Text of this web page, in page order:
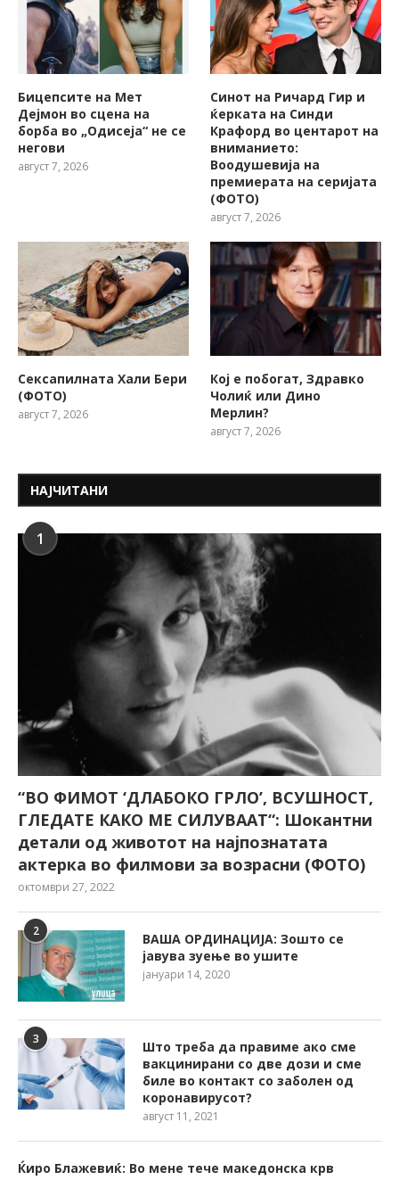
Бицепсите на Мет
Дејмон во сцена на
борба во „Одисеја“ не се
негови
август 7, 2026
Синот на Ричард Гир и
ќерката на Синди
Крафорд во центарот на
вниманието:
Воодушевија на
премиерата на серијата
(ФОТО)
август 7, 2026
Сексапилната Хали Бери
(ФОТО)
август 7, 2026
Кој е побогат, Здравко
Чолиќ или Дино
Мерлин?
август 7, 2026
НАЈЧИТАНИ
1
“ВО ФИМОТ ‘ДЛАБОКО ГРЛО’, ВСУШНОСТ,
ГЛЕДАТЕ КАКО МЕ СИЛУВААТ“: Шокантни
детали од животот на најпознатата
актерка во филмови за возрасни (ФОТО)
октомври 27, 2022
2
ВАША ОРДИНАЦИЈА: Зошто се
јавува зуење во ушите
јануари 14, 2020
3
Што треба да правиме ако сме
вакцинирани со две дози и сме
биле во контакт со заболен од
коронавирусот?
август 11, 2021
Ќиро Блажевиќ: Во мене тече македонска крв